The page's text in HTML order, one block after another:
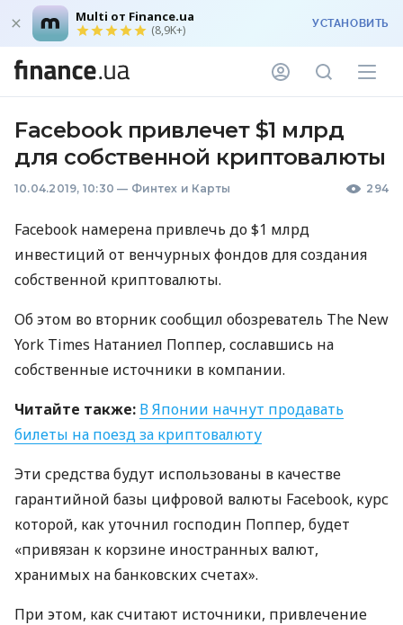
Multi от Finance.ua
(8,9K+) УСТАНОВИТЬ
Facebook привлечет $1 млрд
для собственной криптовалюты
10.04.2019, 10:30 — Финтех и Карты 294
Facebook намерена привлечь до $1 млрд
инвестиций от венчурных фондов для создания
собственной криптовалюты.
Об этом во вторник сообщил обозреватель The New
York Times Натаниел Поппер, сославшись на
собственные источники в компании.
Читайте также: В Японии начнут продавать
билеты на поезд за криптовалюту
Эти средства будут использованы в качестве
гарантийной базы цифровой валюты Facebook, курс
которой, как уточнил господин Поппер, будет
«привязан к корзине иностранных валют,
хранимых на банковских счетах».
При этом, как считают источники, привлечение